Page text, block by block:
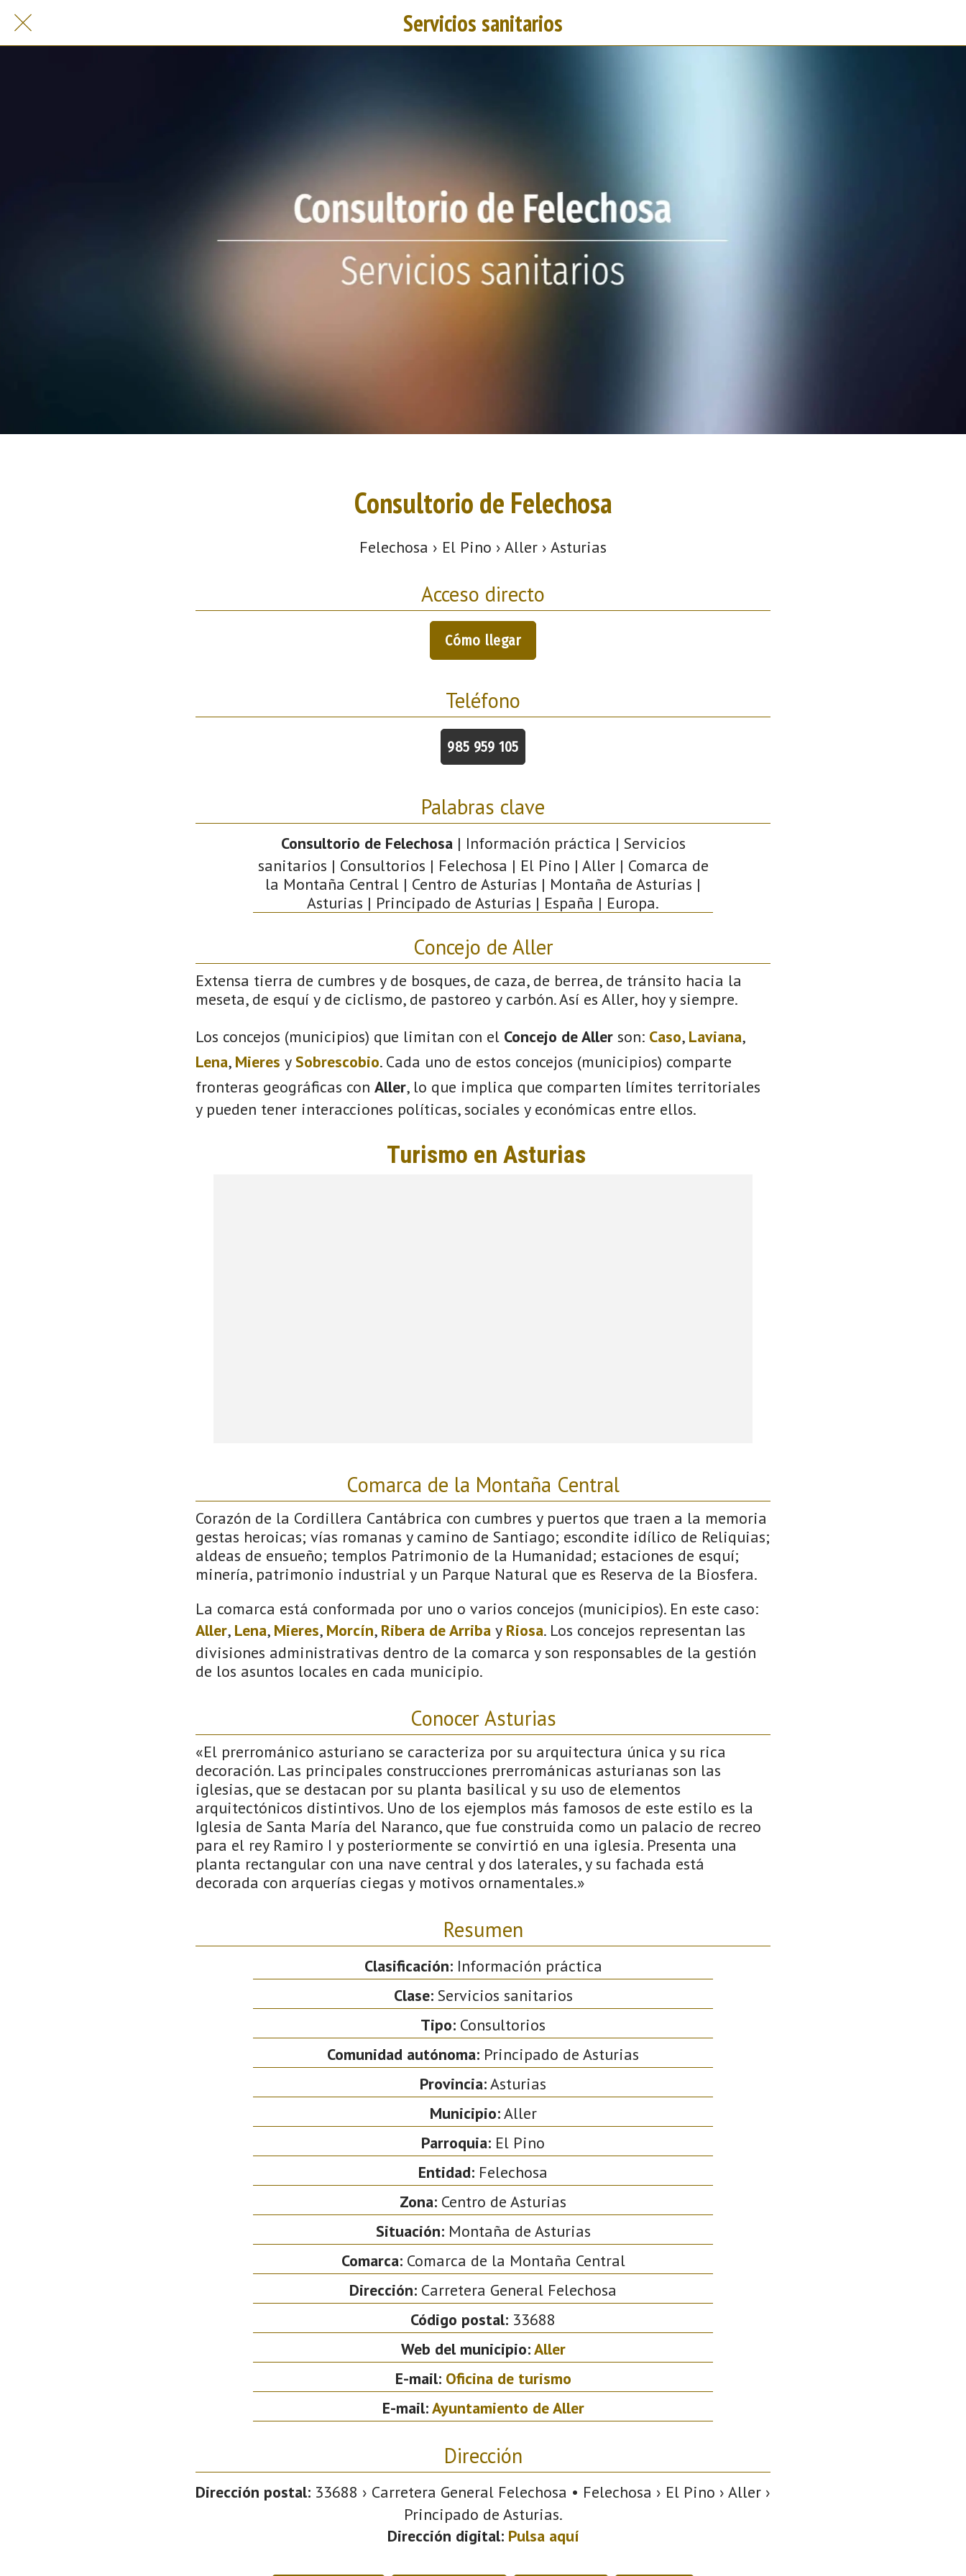
Servicios sanitarios
Consultorio de Felechosa
Felechosa › El Pino › Aller › Asturias
Acceso directo
Cómo llegar
Teléfono
985 959 105
Palabras clave
Consultorio de Felechosa| Información práctica | Servicios
sanitarios | Consultorios | Felechosa | El Pino | Aller | Comarca de
la Montaña Central | Centro de Asturias | Montaña de Asturias |
Asturias | Principado de Asturias | España | Europa.
Concejo de Aller
Extensa tierra de cumbres y de bosques, de caza, de berrea, de tránsito hacia la
meseta, de esquí y de ciclismo, de pastoreo y carbón. Así es Aller, hoy y siempre.
Los concejos (municipios) que limitan con el Concejo de Aller son: Caso, Laviana,
Lena, Mieres ySobrescobio. Cada uno de estos concejos (municipios) comparte
fronteras geográficas con Aller, lo que implica que comparten límites territoriales
y pueden tener interacciones políticas, sociales y económicas entre ellos.
Comarca de la Montaña Central
Corazón de la Cordillera Cantábrica con cumbres y puertos que traen a la memoria
gestas heroicas; vías romanas y camino de Santiago; escondite idílico de Reliquias;
aldeas de ensueño; templos Patrimonio de la Humanidad; estaciones de esquí;
minería, patrimonio industrial y un Parque Natural que es Reserva de la Biosfera.
La comarca está conformada por uno o varios concejos (municipios). En este caso:
Aller, Lena, Mieres, Morcín, Ribera de Arriba y Riosa. Los concejos representan las
divisiones administrativas dentro de la comarca y son responsables de la gestión
de los asuntos locales en cada municipio.
Conocer Asturias
«El prerrománico asturiano se caracteriza por su arquitectura única y su rica
decoración. Las principales construcciones prerrománicas asturianas son las
iglesias, que se destacan por su planta basilical y su uso de elementos
arquitectónicos distintivos. Uno de los ejemplos más famosos de este estilo es la
Iglesia de Santa María del Naranco, que fue construida como un palacio de recreo
para el rey Ramiro I y posteriormente se convirtió en una iglesia. Presenta una
planta rectangular con una nave central y dos laterales, y su fachada está
decorada con arquerías ciegas y motivos ornamentales.»
Resumen
Clasificación:Información práctica
Clase:Servicios sanitarios
Tipo: Consultorios
Comunidad autónoma: Principado de Asturias
Provincia:Asturias
Municipio:Aller
Parroquia: El Pino
Entidad: Felechosa
Zona: Centro de Asturias
Situación:Montaña de Asturias
Comarca:Comarca de la Montaña Central
Dirección: Carretera General Felechosa
Código postal: 33688
Web del municipio:Aller
E-mail: Oficina de turismo
E-mail:Ayuntamiento de Aller
Dirección
Dirección postal: 33688 › Carretera General Felechosa • Felechosa › El Pino › Aller ›
Principado de Asturias.
Dirección digital: Pulsa aquí